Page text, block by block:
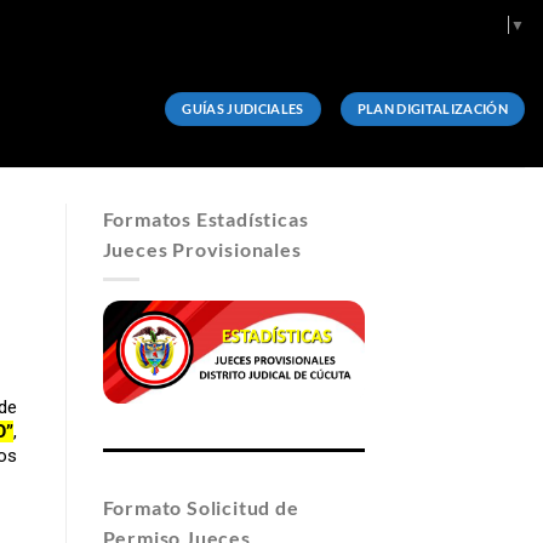
▼
GUÍAS JUDICIALES PLAN DIGITALIZACIÓN
,
Formatos Estadísticas
Jueces Provisionales
Formato Solicitud de
Permiso Jueces